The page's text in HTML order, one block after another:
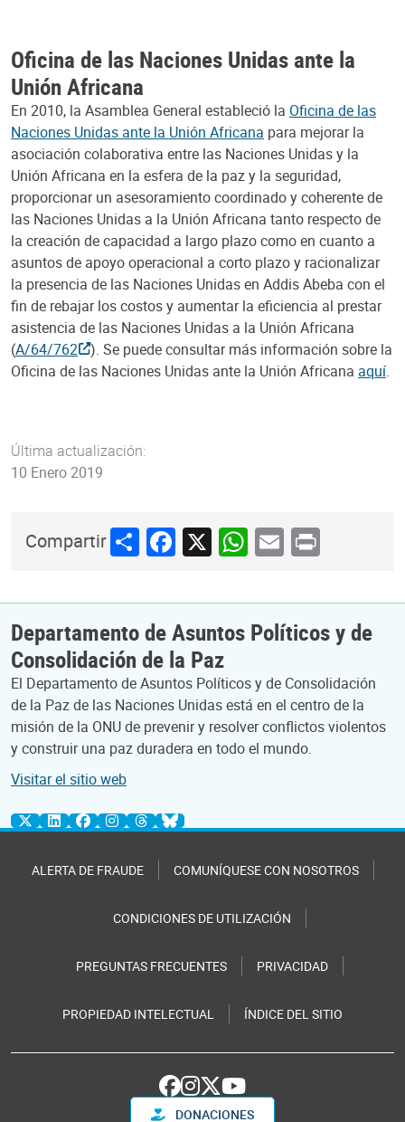
Oficina de las Naciones Unidas ante la
Unión Africana
En 2010, la Asamblea General estableció la Oficina de las
Naciones Unidas ante la Unión Africana para mejorar la
asociación colaborativa entre las Naciones Unidas y la
Unión Africana en la esfera de la paz y la seguridad,
proporcionar un asesoramiento coordinado y coherente de
las Naciones Unidas a la Unión Africana tanto respecto de
la creación de capacidad a largo plazo como en cuanto a
asuntos de apoyo operacional a corto plazo y racionalizar
la presencia de las Naciones Unidas en Addis Abeba con el
fin de rebajar los costos y aumentar la eficiencia al prestar
asistencia de las Naciones Unidas a la Unión Africana
(A/64/762
). Se puede consultar más información sobre la
Oficina de las Naciones Unidas ante la Unión Africana aquí.
Última actualización:
10 Enero 2019
CompartirShareFacebook
X WhatsApp
Email
Print
Departamento de Asuntos Políticos y de
Consolidación de la Paz
El Departamento de Asuntos Políticos y de Consolidación
de la Paz de las Naciones Unidas está en el centro de la
misión de la ONU de prevenir y resolver conflictos violentos
y construir una paz duradera en todo el mundo.
Visitar el sitio web
ALERTA DE FRAUDE COMUNÍQUESE CON NOSOTROS
CONDICIONES DE UTILIZACIÓN
PREGUNTAS FRECUENTES PRIVACIDAD
PROPIEDAD INTELECTUAL ÍNDICE DEL SITIO
DONACIONES